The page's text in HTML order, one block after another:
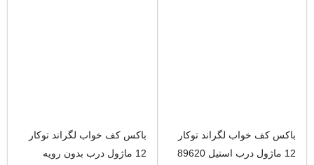
باکس کف خواب لگراند توکار
12 ماژول درب استیل 89620
باکس کف خواب لگراند توکار
12 ماژول درب بدون رویه